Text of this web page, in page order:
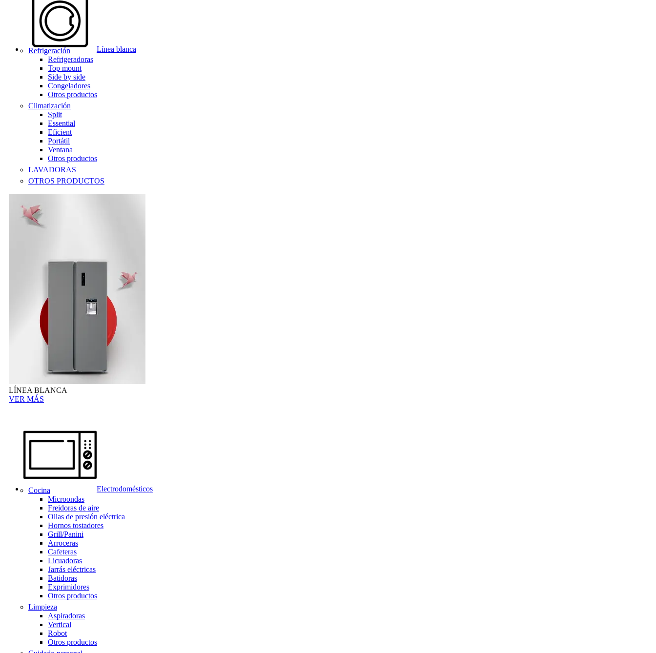
Línea blanca
Refrigeración
Refrigeradoras
Top mount
Side by side
Congeladores
Otros productos
Climatización
Split
Essential
Eficient
Portátil
Ventana
Otros productos
LAVADORAS
OTROS PRODUCTOS
LÍNEA BLANCA
VER MÁS
Electrodomésticos
Cocina
Microondas
Freidoras de aire
Ollas de presión eléctrica
Hornos tostadores
Grill/Panini
Arroceras
Cafeteras
Licuadoras
Jarrás eléctricas
Batidoras
Exprimidores
Otros productos
Limpieza
Aspiradoras
Vertical
Robot
Otros productos